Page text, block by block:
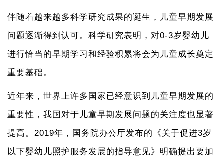
伴随着越来越多科学研究成果的诞生，儿童早期发展
问题逐渐得到认可。科学研究表明，对0-3岁婴幼儿
进行恰当的早期学习和经验积累将会为儿童成长奠定
重要基础。
近年来，世界上许多国家已经意识到儿童早期发展的
重要性，我国对于儿童早期发展问题的关注度也显著
提高。2019年，国务院办公厅发布的《关于促进3岁
以下婴幼儿照护服务发展的指导意见》明确提出要加